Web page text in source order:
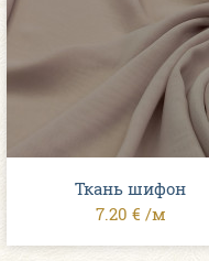
Ткань шифон
7.20 € /м